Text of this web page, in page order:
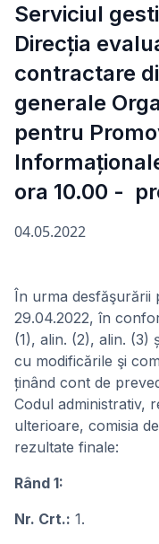
Serviciul
Direcția
contractare
generale
pentru
ora 10.00 -
04.05.2022
În urma desfăşurării
29.04.2022, în
(1), alin. (2), alin. (3)
cu modificările şi
ținând cont de
Codul administrativ,
ulterioare, comisia
rezultate finale:
Rând 1:
Nr. Crt.: 1.